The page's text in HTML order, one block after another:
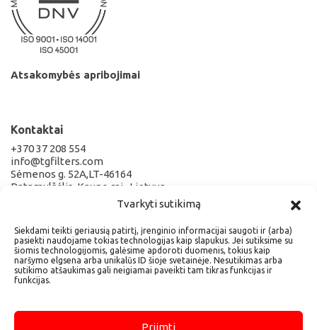
Tvarkyti sutikimą
Siekdami teikti geriausią patirtį, įrenginio informacijai saugoti ir (arba)
pasiekti naudojame tokias technologijas kaip slapukus. Jei sutiksime su
šiomis technologijomis, galėsime apdoroti duomenis, tokius kaip
naršymo elgsena arba unikalūs ID šioje svetainėje. Nesutikimas arba
sutikimo atšaukimas gali neigiamai paveikti tam tikras funkcijas ir
funkcijas.
Priimti
Atsakomybės apribojimai
Kontaktai
+370 37 208 554
info@tgfilters.com
Sėmenos g. 52A,LT-46164
Patamulšėlis, Kauno raj., Lietuva
Rekvizitai
UAB TECHNOGAJA
Įmonės kodas 300581327
PVM kodas LT100002828318
AS LT457044060005602978